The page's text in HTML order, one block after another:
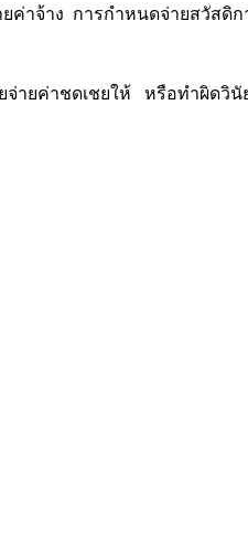
ค่าจ้าง การกำหนดจ่ายสวัสดิก
จ่ายค่าชดเชยให้ หรือทำผิดวินั